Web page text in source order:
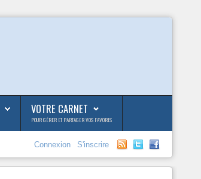
VOTRE CARNET
POUR GÉRER ET PARTAGER VOS FAVORIS
Connexion S'inscrire